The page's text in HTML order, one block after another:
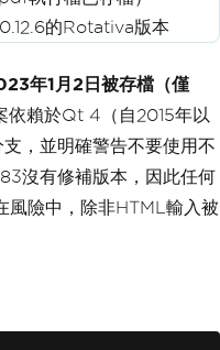
的Rotativa版本
年1月2日被存檔（僅
依賴於Qt 4（自2015年以
，並明確警告不要使用不
沒有修補版本，因此任何
險中，除非HTML輸入被